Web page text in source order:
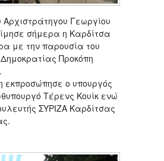
Αρχιστράτηγου Γεωργίου
σήμερα η Καρδίτσα
με την παρουσία του
Προκόπη
εκπροσώπησε ο υπουργός
Τέρενς Κουίκ ενώ
ΣΥΡΙΖΑ Καρδίτσας